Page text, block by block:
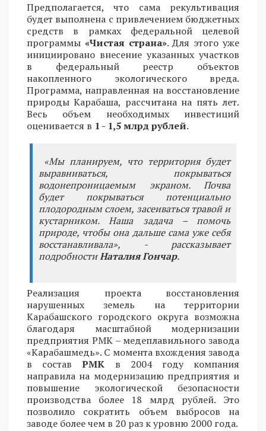
Предполагается, что сама рекультивация
будет выполнена с привлечением бюджетных
средств в рамках федеральной целевой
программы «Чистая страна». Для этого уже
инициировано внесение указанных участков
в федеральный реестр объектов
накопленного экологического вреда.
Программа, направленная на восстановление
природы Карабаша, рассчитана на пять лет.
Весь объем необходимых инвестиций
оценивается в 1 - 1,5 млрд рублей.
«Мы планируем, что территория будет
выравниваться, покрываться
водонепроницаемым экраном. Почва
будет покрываться потенциально
плодородным слоем, засеиваться травой и
кустарником. Наша задача – помочь
природе, чтобы она дальше сама уже себя
восстанавливала», - рассказывает
подробностиНаталия Гончар.
Реализация проекта восстановления
нарушенных земель на территории
Карабашского городского округа возможна
благодаря масштабной модернизации
предприятия РМК – медеплавильного завода
«Карабашмедь». С момента вхождения завода
в составРМК в 2004 году компания
направила на модернизацию предприятия и
повышение экологической безопасности
производства более 18 млрд рублей. Это
позволило сократить объем выбросов на
заводе более чем в 20 раз к уровню 2000 года.